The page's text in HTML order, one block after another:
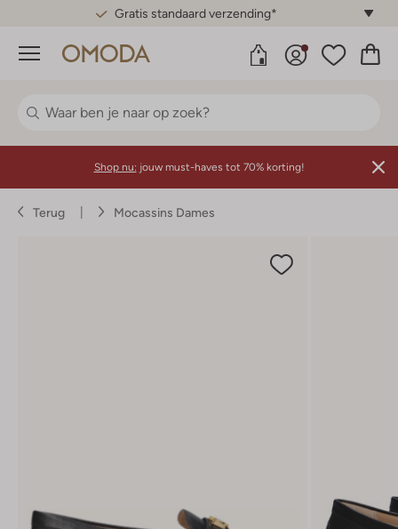
Gratis standaard verzending*
Menu
Shop nu: jouw must-haves tot 70% korting!
Terug Mocassins Dames